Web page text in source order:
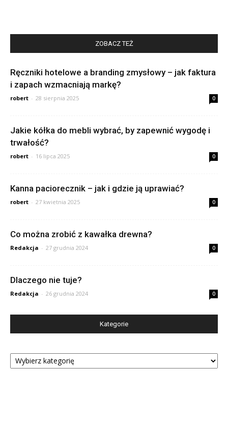
ZOBACZ TEŻ
Ręczniki hotelowe a branding zmysłowy – jak faktura
i zapach wzmacniają markę?
robert - 28 sierpnia 2025 0
Jakie kółka do mebli wybrać, by zapewnić wygodę i
trwałość?
robert - 16 lipca 2025 0
Kanna paciorecznik – jak i gdzie ją uprawiać?
robert - 27 kwietnia 2025 0
Co można zrobić z kawałka drewna?
Redakcja - 27 grudnia 2024 0
Dlaczego nie tuje?
Redakcja - 26 grudnia 2024 0
Kategorie
Kategorie